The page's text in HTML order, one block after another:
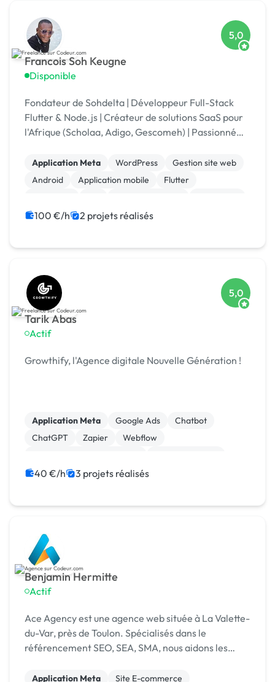
Francois Soh Keugne
Disponible
5,0
Fondateur de Sohdelta | Développeur Full-Stack
Flutter & Node.js | Créateur de solutions SaaS pour
l'Afrique (Scholaa, Adigo, Gescomeh) | Passionné
Application Meta WordPress
Gestion site web
Android
Application mobile
Flutter
100 €/h 2 projets réalisés
Tarik Abas
Actif
5,0
Growthify, l'Agence digitale Nouvelle Génération !
Application Meta Google Ads
Chatbot
ChatGPT
Zapier
Webflow
Développement spécifique
40 €/h 3 projets réalisés
Benjamin Hermitte
Actif
Ace Agency est une agence web située à La Valette-
du-Var, près de Toulon. Spécialisés dans le
référencement SEO, SEA, SMA, nous aidons les
les IA.
Application Meta Site E-commerce